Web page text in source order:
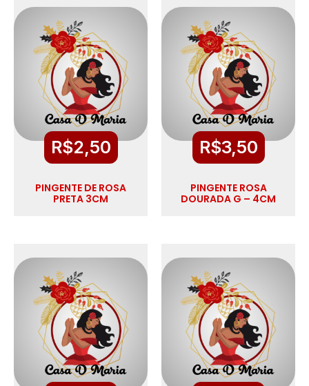
R$2,50
PINGENTE DE ROSA
PRETA 3CM
R$3,50
PINGENTE ROSA
DOURADA G – 4CM